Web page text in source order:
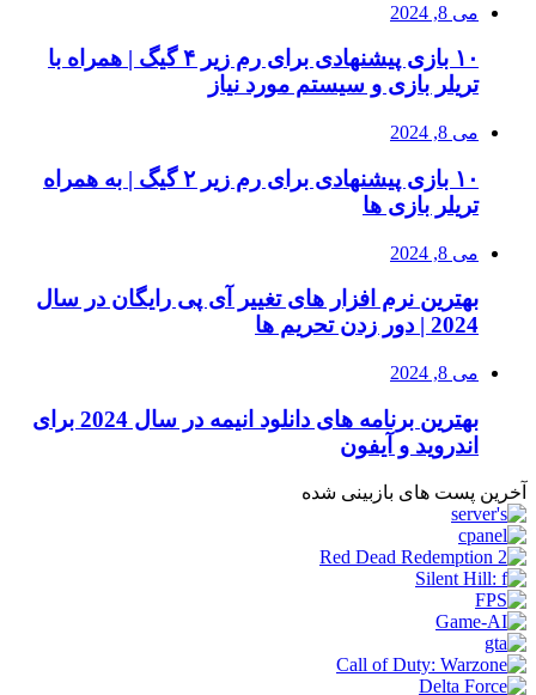
می 8, 2024
۱۰ بازی پیشنهادی برای رم زیر ۴ گیگ | همراه با
تریلر بازی و سیستم مورد نیاز
می 8, 2024
۱۰ بازی پیشنهادی برای رم زیر ۲ گیگ | به همراه
تریلر بازی ها
می 8, 2024
بهترین نرم افزار های تغییر آی پی رایگان در سال
2024 | دور زدن تحریم ها
می 8, 2024
بهترین برنامه های دانلود انیمه در سال 2024 برای
اندروید و آیفون
آخرین پست های بازبینی شده